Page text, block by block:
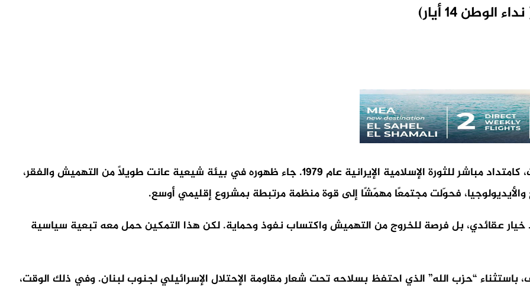
14 أيار)
لم يظهر “حزب الله” من العدم، بل نشأ في أوائل الثمانينات، كامتداد مباشر للثورة الإسلامية الإيرانية عام 1979. جاء ظهوره في بيئة شيعية عانت طويلًا من التهميش والفقر،
فحوّلت مجتمعًا مهمّشًا إلى قوة منظمة مرتبطة بمشروع إقليمي أوسع.
خيار عقائدي، بل فرصة للخروج من التهميش واكتساب نفوذ وحماية. لكن هذا التمكين حمل معه تبعية سياسية
باستثناء “حزب الله” الذي احتفظ بسلاحه تحت شعار مقاومة الإحتلال الإسرائيلي لجنوب لبنان. وفي ذلك الوقت،